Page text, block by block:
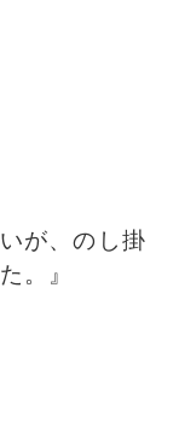
が、のし掛
。』